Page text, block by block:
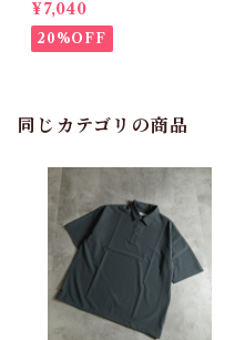
オフホワイト M2615090
¥7,040
20%OFF
同じカテゴリの商品